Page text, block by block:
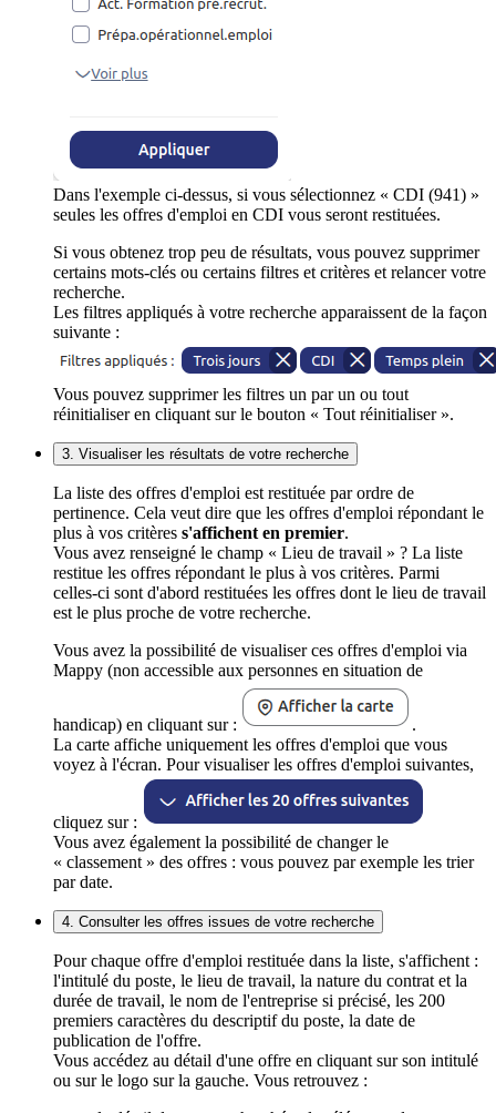
Dans l'exemple ci-dessus, si vous sélectionnez « CDI (941) »
seules les offres d'emploi en CDI vous seront restituées.
Si vous obtenez trop peu de résultats, vous pouvez supprimer
certains mots-clés ou certains filtres et critères et relancer votre
recherche.
Les filtres appliqués à votre recherche apparaissent de la façon
suivante :
Vous pouvez supprimer les filtres un par un ou tout
réinitialiser en cliquant sur le bouton « Tout réinitialiser ».
3. Visualiser les résultats de votre recherche
La liste des offres d'emploi est restituée par ordre de
pertinence. Cela veut dire que les offres d'emploi répondant le
plus à vos critères s'affichent en premier.
Vous avez renseigné le champ « Lieu de travail » ? La liste
restitue les offres répondant le plus à vos critères. Parmi
celles-ci sont d'abord restituées les offres dont le lieu de travail
est le plus proche de votre recherche.
Vous avez la possibilité de visualiser ces offres d'emploi via
Mappy (non accessible aux personnes en situation de
handicap) en cliquant sur :
.
La carte affiche uniquement les offres d'emploi que vous
voyez à l'écran. Pour visualiser les offres d'emploi suivantes,
cliquez sur :
Vous avez également la possibilité de changer le
« classement » des offres : vous pouvez par exemple les trier
par date.
4. Consulter les offres issues de votre recherche
Pour chaque offre d'emploi restituée dans la liste, s'affichent :
l'intitulé du poste, le lieu de travail, la nature du contrat et la
durée de travail, le nom de l'entreprise si précisé, les 200
premiers caractères du descriptif du poste, la date de
publication de l'offre.
Vous accédez au détail d'une offre en cliquant sur son intitulé
ou sur le logo sur la gauche. Vous retrouvez :